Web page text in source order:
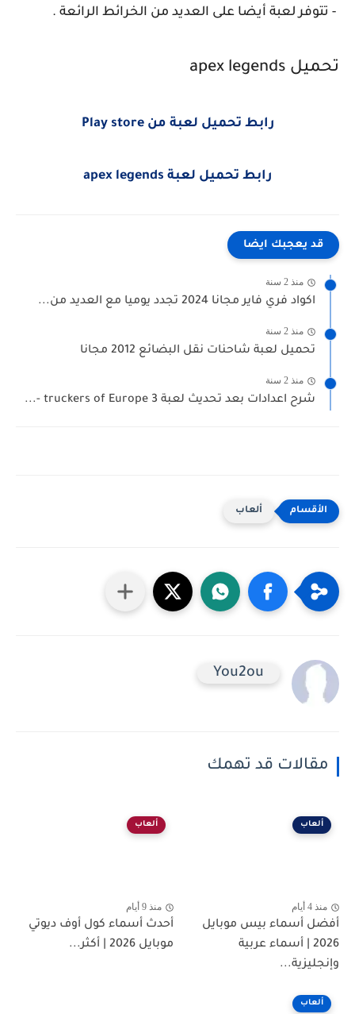
- تتوفر لعبة أيضا على العديد من الخرائط الرائعة .
تحميل apex legends
رابط تحميل لعبة من Play store
رابط تحميل لعبة apex legends
قد يعجبك ايضا
منذ 2 سنة
اكواد فري فاير مجانا 2024 تجدد يوميا مع العديد من...
منذ 2 سنة
تحميل لعبة شاحنات نقل البضائع 2012 مجانا
منذ 2 سنة
شرح اعدادات بعد تحديث لعبة truckers of Europe 3 -...
ألعاب
You2ou
مقالات قد تهمك
ألعاب
منذ 4 أيام
أفضل أسماء بيس موبايل
2026 | أسماء عربية
وإنجليزية...
ألعاب
منذ 9 أيام
أحدث أسماء كول أوف ديوتي
موبايل 2026 | أكثر...
ألعاب